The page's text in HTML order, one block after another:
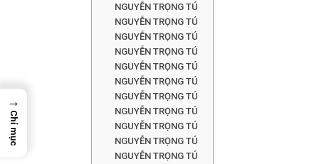
NGUYỄN TRỌNG TÚ
NGUYỄN TRỌNG TÚ
NGUYỄN TRỌNG TÚ
NGUYỄN TRỌNG TÚ
NGUYỄN TRỌNG TÚ
NGUYỄN TRỌNG TÚ
NGUYỄN TRỌNG TÚ
NGUYỄN TRỌNG TÚ
NGUYỄN TRỌNG TÚ
NGUYỄN TRỌNG TÚ
NGUYỄN TRỌNG TÚ
→
Chỉ mục